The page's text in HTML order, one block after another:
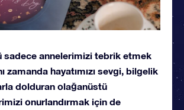
sadece annelerimizi tebrik etmek
zamanda hayatımızı sevgi, bilgelik
dolduran olağanüstü
onurlandırmak için de